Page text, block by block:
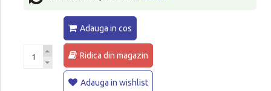
Adauga in cos
Ridica din magazin
Adauga in wishlist